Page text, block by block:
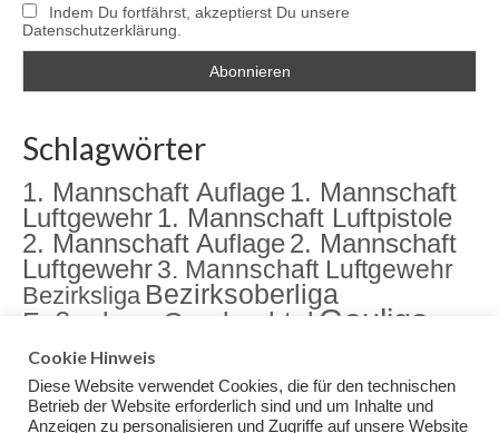
Indem Du fortfährst, akzeptierst Du unsere
Datenschutzerklärung.
Schlagwörter
1. Mannschaft Auflage1. Mannschaft
Luftgewehr1. Mannschaft Luftpistole
2. Mannschaft Auflage2. Mannschaft
Luftgewehr3. Mannschaft Luftgewehr
Bezirksliga Bezirksoberliga
Fußenberg
Gambachtal Gauliga
Jugend Jugendarbeit
meister Meisterschaft Rama Dama Sektion
TrainingVeranstaltungen
Cookie Hinweis
Diese Website verwendet Cookies, die für den technischen
Betrieb der Website erforderlich sind und um Inhalte und
Anzeigen zu personalisieren und Zugriffe auf unsere Website